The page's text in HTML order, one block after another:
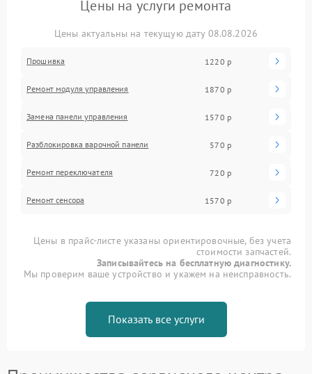
Цены на услуги ремонта
Цены актуальны на текущую дату 08.08.2026
Прошивка 1220 р
Ремонт модуля управления 1870 р
Замена панели управления 1570 р
Разблокировка варочной панели 570 р
Ремонт переключателя 720 р
Ремонт сенсора 1570 р
Цены в прайс-листе указаны ориентировочные, без учета
стоимости запчастей.
Записывайтесь на бесплатную диагностику.
Мы проверим ваше устройство и укажем на неисправность.
Показать все услуги